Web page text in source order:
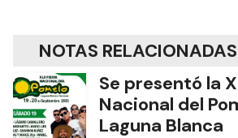
NOTAS RELACIONADAS
Se presentó la
Nacional del
Laguna Blanca